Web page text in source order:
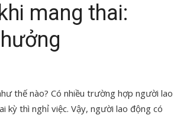
mang thai:
thế nào? Có nhiều trường hợp người lao
kỳ thì nghỉ việc. Vậy, người lao động có